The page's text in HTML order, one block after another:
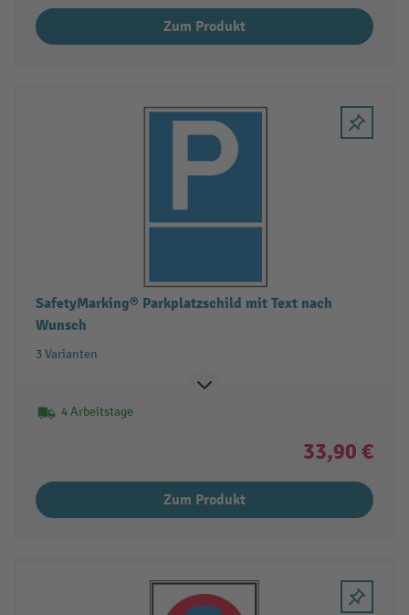
Zum Produkt
SafetyMarking® Parkplatzschild mit Text nach
Wunsch
3 Varianten
4 Arbeitstage
33,90 €
Zum Produkt